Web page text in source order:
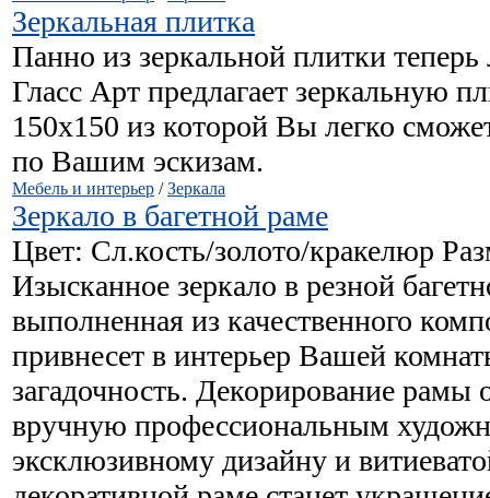
Зеркальная плитка
Панно из зеркальной плитки
Гласс Арт предлагает зеркальную
150х150 из которой Вы легко
по Вашим эскизам.
Мебель и интерьер /Зеркала
Зеркало в багетной раме
Цвет: Сл.кость/золото/кракелюр
Изысканное зеркало в резной
выполненная из качественного
привнесет в интерьер Вашей
загадочность. Декорирование рамы
вручную профессиональным
эксклюзивному дизайну и